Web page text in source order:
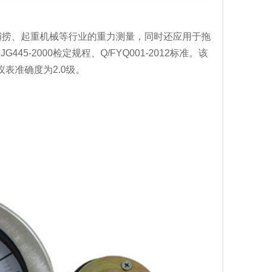
、起重机械等行业的重力测量，同时还应用于拖
2000检定规程、Q/FYQ001-2012标准。该
准确度为2.0级。